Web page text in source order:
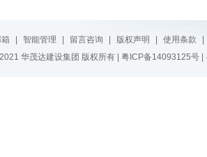
智能管理 留言咨询 版权声明 使用条款
华茂达建设集团 版权所有 | 粤ICP备14093125号